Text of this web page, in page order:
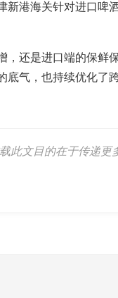
新港海关针对进口啤
，还是进口端的保鲜
底气，也持续优化了
此文目的在于传递